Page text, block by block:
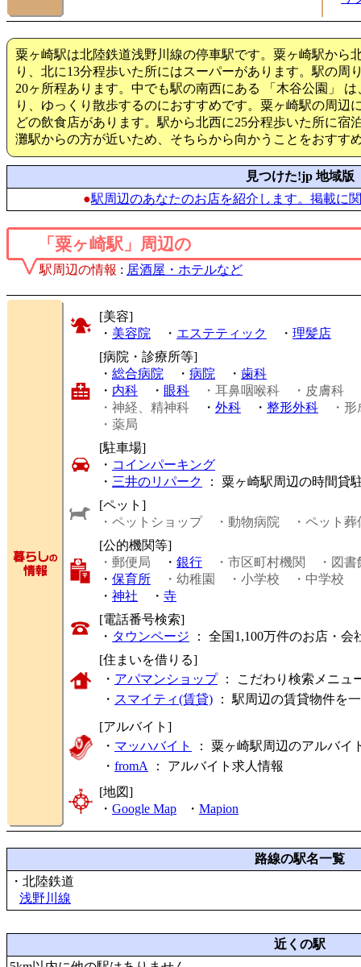
粟ヶ崎駅は北陸鉄道浅野川線の停車駅です。粟ヶ崎駅から
り、北に13分程歩いた所にはスーパーがあります。駅の周
20ヶ所程あります。中でも駅の南西にある 「木谷公園」
り、ゆっくり散歩するのにおすすめです。粟ヶ崎駅の周辺
どの飲食店があります。駅から北西に25分程歩いた所に宿
灘駅からの方が近いため、そちらから向かうことをおすす
見つけた!jp 地域版
●駅周辺のあなたのお店を紹介します。掲載に
「粟ヶ崎駅」周辺の
駅周辺の情報 : 居酒屋・ホテルなど
[美容]
・ 美容院 ・ エステティック ・ 理髪店
[病院・診療所等]
・ 総合病院 ・ 病院 ・ 歯科
・ 内科 ・ 眼科 ・耳鼻咽喉科 ・皮膚科
・神経、精神科 ・ 外科 ・ 整形外科
・
・薬局
[駐車場]
・ コインパーキング
・ 三井のリパーク
： 粟ヶ崎駅周辺の時間貸
[ペット]
・ペットショップ
・動物病院
・ペット葬
[公的機関等]
・郵便局 ・ 銀行 ・市区町村機関
・図書
・ 保育所 ・幼稚園 ・小学校 ・中学校
・ 神社 ・ 寺
[電話番号検索]
・ タウンページ ： 全国1,100万件のお店・
[住まいを借りる]
・ アパマンショップ： こだわり検索メニュ
・ スマイティ(賃貸) ： 駅周辺の賃貸物件を
[アルバイト]
・ マッハバイト
： 粟ヶ崎駅周辺のアルバイ
・ fromA ： アルバイト求人情報
[地図]
・ Google Map ・ Mapion
路線の駅名一覧
・北陸鉄道
浅野川線
近くの駅